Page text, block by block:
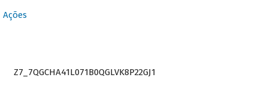
Ações
Z7_7QGCHA41L071B0QGLVK8P22GJ1